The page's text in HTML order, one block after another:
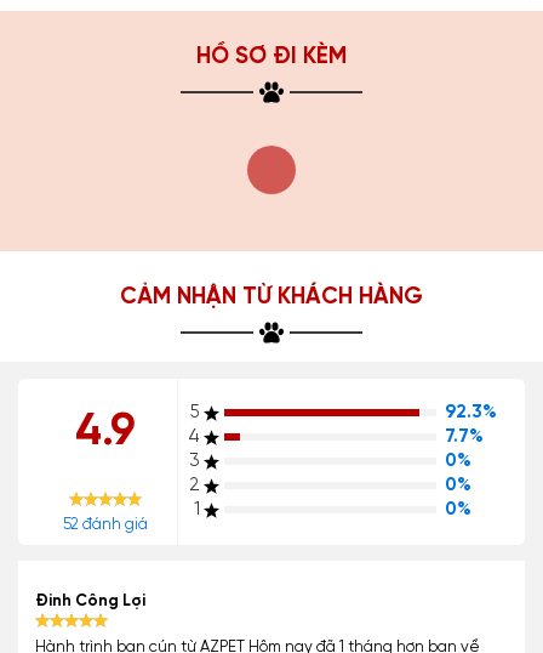
HỒ SƠ ĐI KÈM
CẢM NHẬN TỪ KHÁCH HÀNG
4.9
52 đánh giá
5
92.3%
4
7.7%
3
0%
2
0%
1
0%
Đinh Công Lợi
Hành trình bạn cún từ AZPET Hôm nay đã 1 tháng hơn bạn về